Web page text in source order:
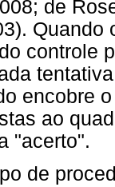
de
Quando
controle
encobre
ao
"acerto".
de